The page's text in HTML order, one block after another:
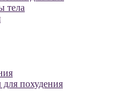
тела
похудения